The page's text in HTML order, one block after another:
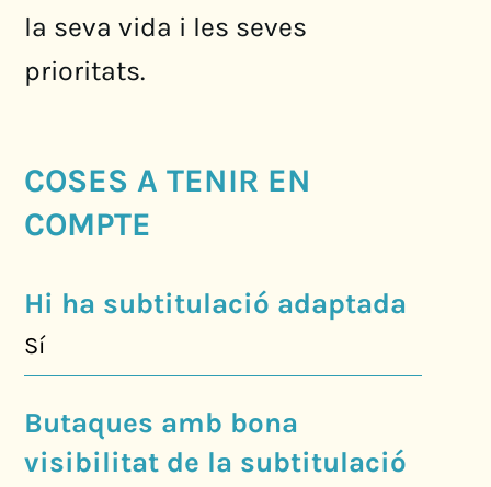
la seva vida i les seves
prioritats.
COSES A TENIR EN
COMPTE
Hi ha subtitulació adaptada
Sí
Butaques amb bona
visibilitat de la subtitulació